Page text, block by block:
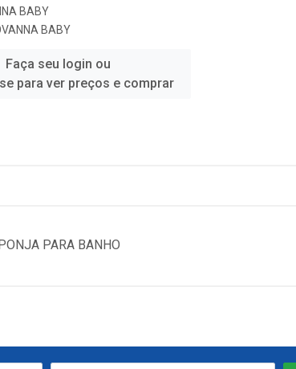
BABY
BABY
Faça seu login ou
para ver preços e comprar
PARA BANHO